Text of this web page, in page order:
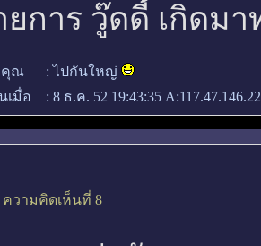
ยการ วู๊ดดี้ เกิดม
คุณ :ไปกันใหญ่
เมื่อ
: 8 ธ.ค. 52 19:43:35
ความคิดเห็นที่ 8